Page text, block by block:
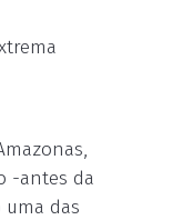
-antes da
uma das